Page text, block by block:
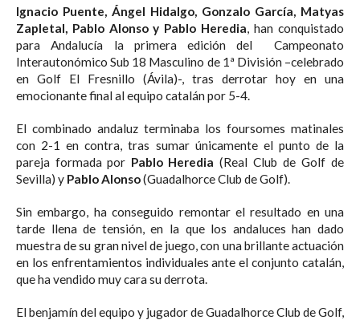
Ignacio Puente, Ángel Hidalgo, Gonzalo García, Matyas
Zapletal, Pablo Alonso y Pablo Heredia , han conquistado
para Andalucía la primera edición del Campeonato
Interautonómico Sub 18 Masculino de 1ª División –celebrado
en Golf El Fresnillo (Ávila)-, tras derrotar hoy en una
emocionante final al equipo catalán por 5-4.
El combinado andaluz terminaba los foursomes matinales
con 2-1 en contra, tras sumar únicamente el punto de la
pareja formada por Pablo Heredia (Real Club de Golf de
Sevilla) y Pablo Alonso(Guadalhorce Club de Golf).
Sin embargo, ha conseguido remontar el resultado en una
tarde llena de tensión, en la que los andaluces han dado
muestra de su gran nivel de juego, con una brillante actuación
en los enfrentamientos individuales ante el conjunto catalán,
que ha vendido muy cara su derrota.
El benjamín del equipo y jugador de Guadalhorce Club de Golf,